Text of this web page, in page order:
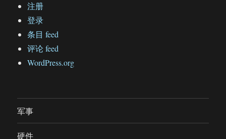
注册
登录
条目 feed
评论 feed
WordPress.org
军事
硬件